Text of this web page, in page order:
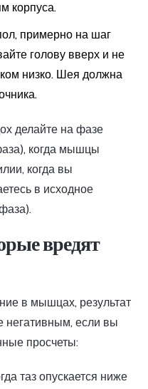
корпуса.
примерно на шаг
голову вверх и не
низко. Шея должна
делайте на фазе
когда мышцы
когда вы
в исходное
вредят
в мышцах, результат
если вы
просчеты:
таз опускается ниже